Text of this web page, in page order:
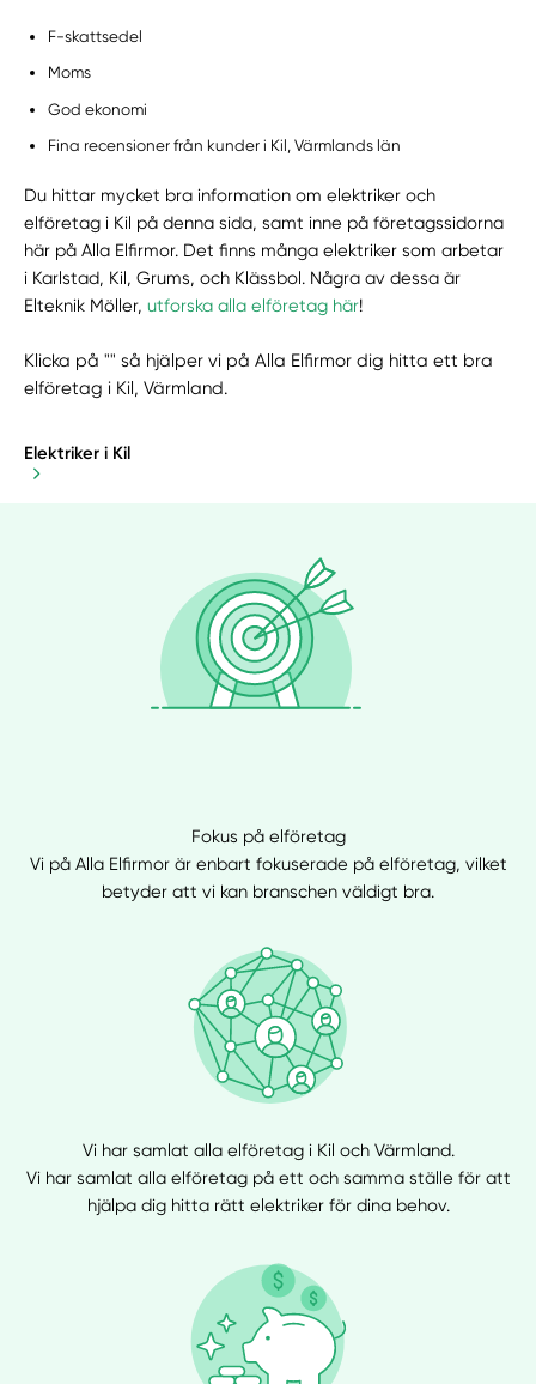
F-skattsedel
Moms
God ekonomi
Fina recensioner från kunder i Kil, Värmlands län
Du hittar mycket bra information om elektriker och
elföretag i Kil på denna sida, samt inne på företagssidorna
här på Alla Elfirmor. Det finns många elektriker som arbetar
i Karlstad, Kil, Grums, och Klässbol. Några av dessa är
Elteknik Möller,utforska alla elföretag här!
Klicka på "" så hjälper vi på Alla Elfirmor dig hitta ett bra
elföretag i Kil, Värmland.
Elektriker i Kil
Fokus på elföretag
Vi på Alla Elfirmor är enbart fokuserade på elföretag, vilket
betyder att vi kan branschen väldigt bra.
Vi har samlat alla elföretag i Kil och Värmland.
Vi har samlat alla elföretag på ett och samma ställe för att
hjälpa dig hitta rätt elektriker för dina behov.